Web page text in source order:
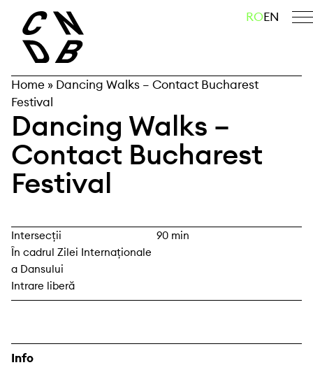
content
caută ROEN
Home » Dancing Walks – Contact Bucharest
Festival
Dancing Walks –
Contact Bucharest
Festival
Intersecții
În cadrul Zilei Internaționale
a Dansului
Intrare liberă
90 min
Info